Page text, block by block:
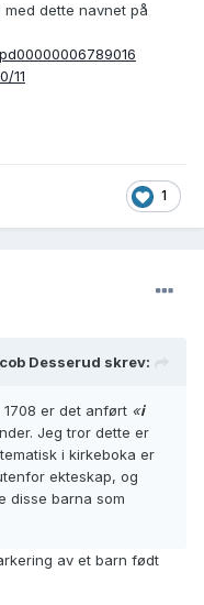
dette navnet på
11
1
Desserud skrev:
er det anført «i
Jeg tror dette er
i kirkeboka er
ekteskap, og
disse barna som
av et barn født